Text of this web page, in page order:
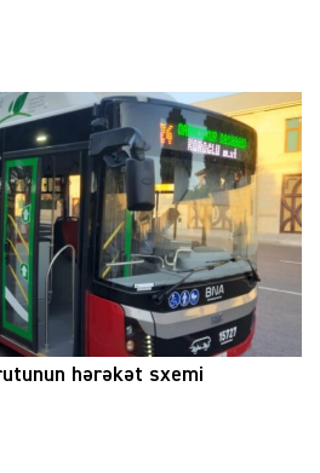
hərəkət sxemi